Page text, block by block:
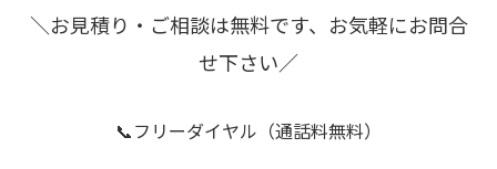
＼お見積り・ご相談は無料です、お気軽にお問合
せ下さい／
📞フリーダイヤル（通話料無料）